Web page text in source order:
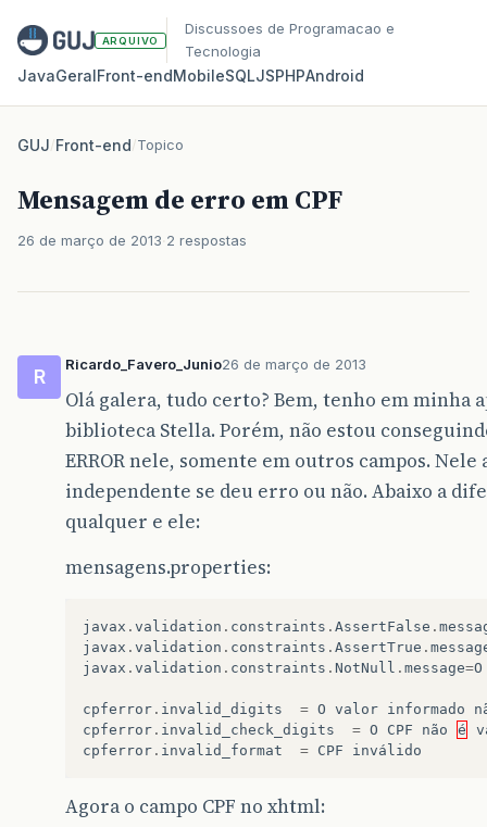
ARQUIVO
Discussoes de Programacao e
Tecnologia
JavaGeralFront‑endMobileSQLJSPHPAndroid
GUJ/Front-end/Topico
Mensagem de erro em CPF
26 de março de 2013 2 respostas
R
Ricardo_Favero_Junio26 de março de 2013
Olá galera, tudo certo? Bem, tenho em minha
biblioteca Stella. Porém, não estou
ERROR nele, somente em outros campos.
independente se deu erro ou não. Abaixo a
qualquer e ele:
mensagens.properties:
javax . validation . constraints . AssertFalse .
javax . validation . constraints . AssertTrue .
javax . validation . constraints . NotNull . message=O
cpferror . invalid_digits = O valor informado
cpferror . invalid_check_digits = O CPF não é
cpferror . invalid_format = CPF inválido
Agora o campo CPF no xhtml: